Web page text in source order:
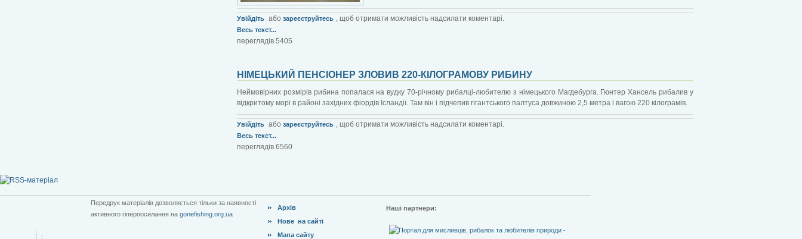
Увійдіть або зареєструйтесь , щоб отримати можливість надсилати коментарі.
Весь текст...
переглядів 5405
НІМЕЦЬКИЙ ПЕНСІОНЕР ЗЛОВИВ 220-КІЛОГРАМОВУ РИБИНУ
Неймовірних розмірів рибина попалася на вудку 70-річному рибалці-любителю з німецького Магдебурга. Гюнтер Хансель рибалив у
відкритому морі в районі західних фіордів Ісландії. Там він і підчепив гігантського палтуса довжиною 2,5 метра і вагою 220 кілограмів.
Увійдіть або зареєструйтесь , щоб отримати можливість надсилати коментарі.
Весь текст...
переглядів 6560
Передрук матеріалів дозволяється тільки за наявності
активного гіперпосилання на gonefishing.org.ua
Архів
Нове на сайті
Мапа сайту
Наші партнери: